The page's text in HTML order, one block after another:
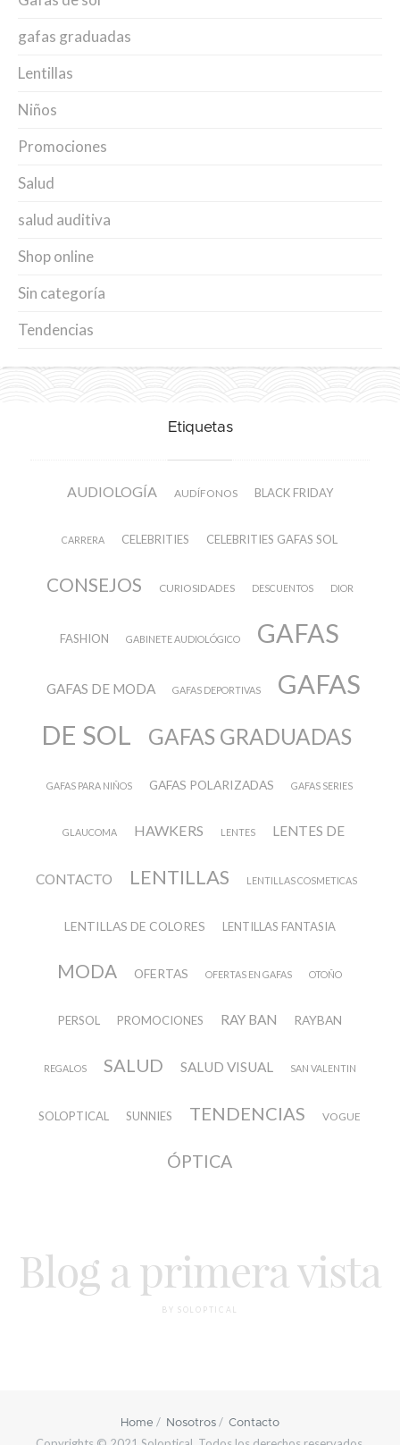
gafas graduadas
Lentillas
Niños
Promociones
Salud
salud auditiva
Shop online
Sin categoría
Tendencias
Etiquetas
AUDIOLOGÍA AUDÍFONOS BLACK FRIDAY
CARRERA CELEBRITIES CELEBRITIES GAFAS SOL
CONSEJOS CURIOSIDADES DESCUENTOS DIOR
FASHION GABINETE AUDIOLÓGICO GAFAS
GAFAS DE MODA GAFAS DEPORTIVAS
GAFAS
DE SOL
GAFAS GRADUADAS
GAFAS PARA NIÑOS GAFAS POLARIZADAS GAFAS SERIES
GLAUCOMA HAWKERS LENTES LENTES DE
CONTACTO LENTILLAS LENTILLAS COSMETICAS
LENTILLAS DE COLORES LENTILLAS FANTASIA
MODA OFERTAS OFERTAS EN GAFAS OTOÑO
PERSOL PROMOCIONES RAY BAN RAYBAN
REGALOS SALUD SALUD VISUAL SAN VALENTIN
SOLOPTICAL SUNNIES TENDENCIAS VOGUE
ÓPTICA
Blog a primera vista
BY SOLOPTICAL
Home Nosotros Contacto